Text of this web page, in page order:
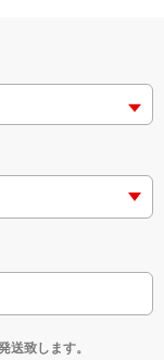
送致します。